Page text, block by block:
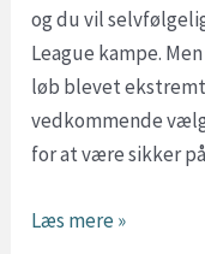
og du vil
League kampe.
løb blevet
vedkommende
for at være sikker
Hvor
Læs mere »